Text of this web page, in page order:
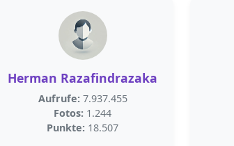
Herman Razafindrazaka
Aufrufe: 7.937.455
Fotos: 1.244
Punkte: 18.507